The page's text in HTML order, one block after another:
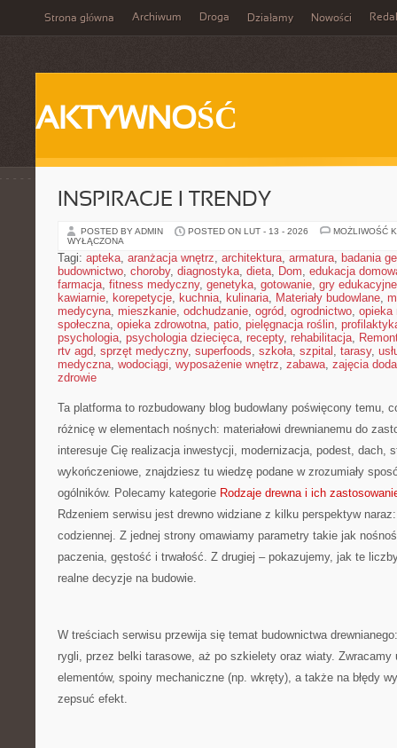
Strona główna Archiwum Droga Działamy Nowości
AKTYWNOŚĆ
INSPIRACJE I TRENDY
POSTED BY ADMIN POSTED ON LUT - 13 - 2026
MOŻLIWOŚĆ
WYŁĄCZONA
Tagi: apteka, aranżacja wnętrz, architektura, armatura, badania
budownictwo, choroby, diagnostyka, dieta, Dom, edukacja
farmacja, fitness medyczny, genetyka, gotowanie, gry edukacyjne
kawiarnie, korepetycje, kuchnia, kulinaria, Materiały budowlane,
medycyna, mieszkanie, odchudzanie, ogród, ogrodnictwo, opieka
społeczna, opieka zdrowotna, patio, pielęgnacja roślin,
psychologia, psychologia dziecięca, recepty, rehabilitacja,
rtv agd, sprzęt medyczny, superfoods, szkoła, szpital , tarasy,
medyczna, wodociągi, wyposażenie wnętrz, zabawa, zajęcia
zdrowie
Ta platforma to rozbudowany blog budowlany poświęcony temu,
różnicę w elementach nośnych: materiałowi drewnianemu do
interesuje Cię realizacja inwestycji, modernizacja, podest, dach,
wykończeniowe, znajdziesz tu wiedzę podane w zrozumiały
ogólników. Polecamy kategorie Rodzaje drewna i ich
Rdzeniem serwisu jest drewno widziane z kilku perspektyw
codziennej. Z jednej strony omawiamy parametry takie jak
paczenia, gęstość i trwałość. Z drugiej – pokazujemy, jak te
realne decyzje na budowie.
W treściach serwisu przewija się temat budownictwa
rygli, przez belki tarasowe, aż po szkielety oraz wiaty. Zwracamy
elementów, spoiny mechaniczne (np. wkręty), a także na błędy
zepsuć efekt.